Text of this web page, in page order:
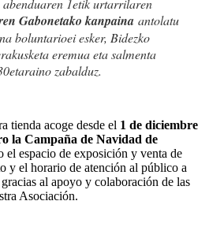
1etik urtarrilaren
Gabonetako kanpaina antolatu
boluntarioei esker, Bidezko
eremua eta salmenta
zabalduz.
tienda acoge desde el 1 de diciembre
la Campaña de Navidad de
el espacio de exposición y venta de
y el horario de atención al público a
al apoyo y colaboración de las
Asociación.